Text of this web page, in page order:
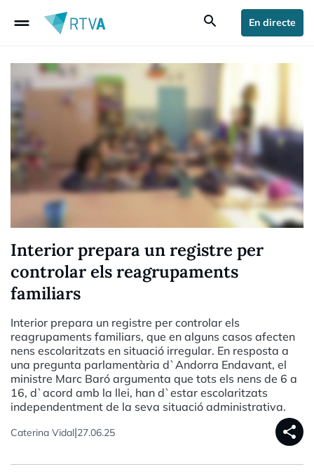
drag_handle search En directe
Interior prepara un registre per
controlar els reagrupaments
familiars
Interior prepara un registre per controlar els
reagrupaments familiars, que en alguns casos afecten
nens escolaritzats en situació irregular. En resposta a
una pregunta parlamentària d`Andorra Endavant, el
ministre Marc Baró argumenta que tots els nens de 6 a
16, d`acord amb la llei, han d`estar escolaritzats
independentment de la seva situació administrativa.
Caterina Vidal|27.06.25 share